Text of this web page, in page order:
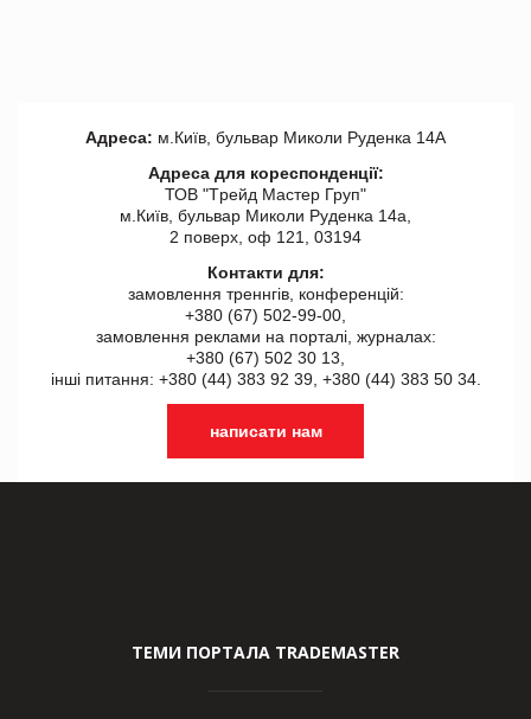
Адреса: м.Київ, бульвар Миколи Руденка 14А
Адреса для кореспонденції:
ТОВ "Tрейд Мастер Груп"
м.Київ, бульвар Миколи Руденка 14а,
2 поверх, оф 121, 03194
Контакти для:
замовлення треннгів, конференцій:
+380 (67) 502-99-00,
замовлення реклами на порталі, журналах:
+380 (67) 502 30 13,
інші питання: +380 (44) 383 92 39, +380 (44) 383 50 34.
написати нам
ТЕМИ ПОРТАЛА TRADEMASTER